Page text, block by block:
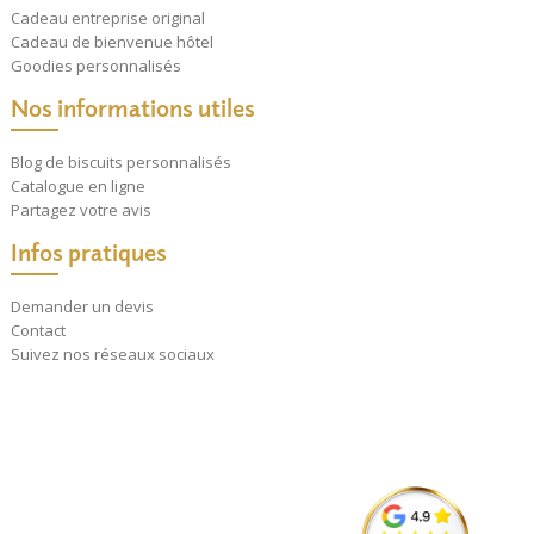
Cadeau entreprise original
Cadeau de bienvenue hôtel
Goodies personnalisés
Nos informations utiles
Blog de biscuits personnalisés
Catalogue en ligne
Partagez votre avis
Infos pratiques
Demander un devis
Contact
Suivez nos réseaux sociaux